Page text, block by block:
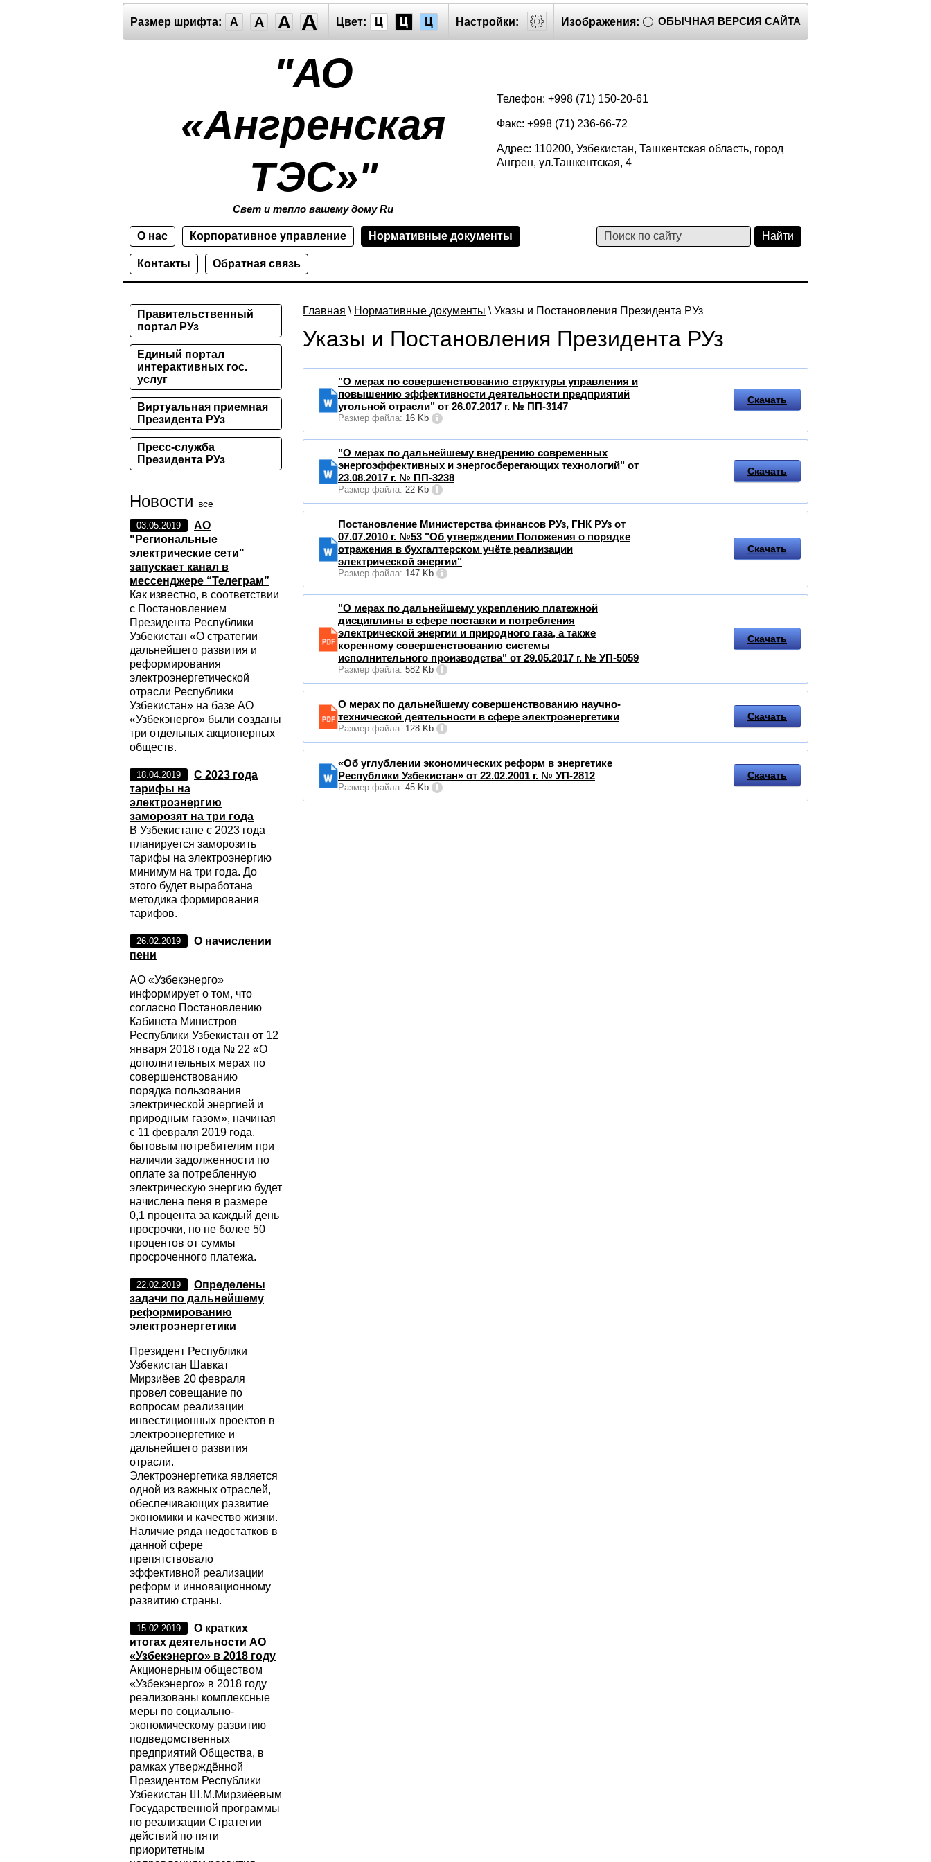
Размер шрифта: A A A A Цвет: Ц Ц Ц Настройки: Изображения: ОБЫЧНАЯ ВЕРСИЯ САЙТА
"АО
«Ангренская
ТЭС»"
Свет и тепло вашему дому Ru
Телефон: +998 (71) 150-20-61
Факс: +998 (71) 236-66-72
Адрес: 110200, Узбекистан, Ташкентская область, город
Ангрен, ул.Ташкентская, 4
О нас Корпоративное управление Нормативные документы
Контакты Обратная связь
Главная \ Нормативные документы \ Указы и Постановления Президента РУз
Указы и Постановления Президента РУз
"О мерах по совершенствованию структуры управления и
повышению эффективности деятельности предприятий
угольной отрасли" от 26.07.2017 г. № ПП-3147
Размер файла: 16 Kb
Скачать
"О мерах по дальнейшему внедрению современных
энергоэффективных и энергосберегающих технологий" от
23.08.2017 г. № ПП-3238
Размер файла: 22 Kb
Скачать
Постановление Министерства финансов РУз, ГНК РУз от
07.07.2010 г. №53 "Об утверждении Положения о порядке
отражения в бухгалтерском учёте реализации
электрической энергии"
Размер файла: 147 Kb
Скачать
"О мерах по дальнейшему укреплению платежной
дисциплины в сфере поставки и потребления
электрической энергии и природного газа, а также
коренному совершенствованию системы
исполнительного производства" от 29.05.2017 г. № УП-5059
Размер файла: 582 Kb
Скачать
О мерах по дальнейшему совершенствованию научно-
технической деятельности в сфере электроэнергетики
Размер файла: 128 Kb
Скачать
«Об углублении экономических реформ в энергетике
Республики Узбекистан» от 22.02.2001 г. № УП-2812
Размер файла: 45 Kb
Скачать
Правительственный
портал РУз
Единый портал
интерактивных гос.
услуг
Виртуальная приемная
Президента РУз
Пресс-служба
Президента РУз
Новости все
03.05.2019
АО
"Региональные
электрические сети"
запускает канал в
мессенджере “Телеграм”
Как известно, в соответствии
с Постановлением
Президента Республики
Узбекистан «О стратегии
дальнейшего развития и
реформирования
электроэнергетической
отрасли Республики
Узбекистан» на базе АО
«Узбекэнерго» были созданы
три отдельных акционерных
обществ.
18.04.2019
С 2023 года
тарифы на
электроэнергию
заморозят на три года
В Узбекистане с 2023 года
планируется заморозить
тарифы на электроэнергию
минимум на три года. До
этого будет выработана
методика формирования
тарифов.
26.02.2019
О начислении
пени
АО «Узбекэнерго»
информирует о том, что
согласно Постановлению
Кабинета Министров
Республики Узбекистан от 12
января 2018 года № 22 «О
дополнительных мерах по
совершенствованию
порядка пользования
электрической энергией и
природным газом», начиная
с 11 февраля 2019 года,
бытовым потребителям при
наличии задолженности по
оплате за потребленную
электрическую энергию будет
начислена пеня в размере
0,1 процента за каждый день
просрочки, но не более 50
процентов от суммы
просроченного платежа.
22.02.2019
Определены
задачи по дальнейшему
реформированию
электроэнергетики
Президент Республики
Узбекистан Шавкат
Мирзиёев 20 февраля
провел совещание по
вопросам реализации
инвестиционных проектов в
электроэнергетике и
дальнейшего развития
отрасли.
Электроэнергетика является
одной из важных отраслей,
обеспечивающих развитие
экономики и качество жизни.
Наличие ряда недостатков в
данной сфере
препятствовало
эффективной реализации
реформ и инновационному
развитию страны.
15.02.2019
О кратких
итогах деятельности АО
«Узбекэнерго» в 2018 году
Акционерным обществом
«Узбекэнерго» в 2018 году
реализованы комплексные
меры по социально-
экономическому развитию
подведомственных
предприятий Общества, в
рамках утверждённой
Президентом Республики
Узбекистан Ш.М.Мирзиёевым
Государственной программы
по реализации Стратегии
действий по пяти
приоритетным